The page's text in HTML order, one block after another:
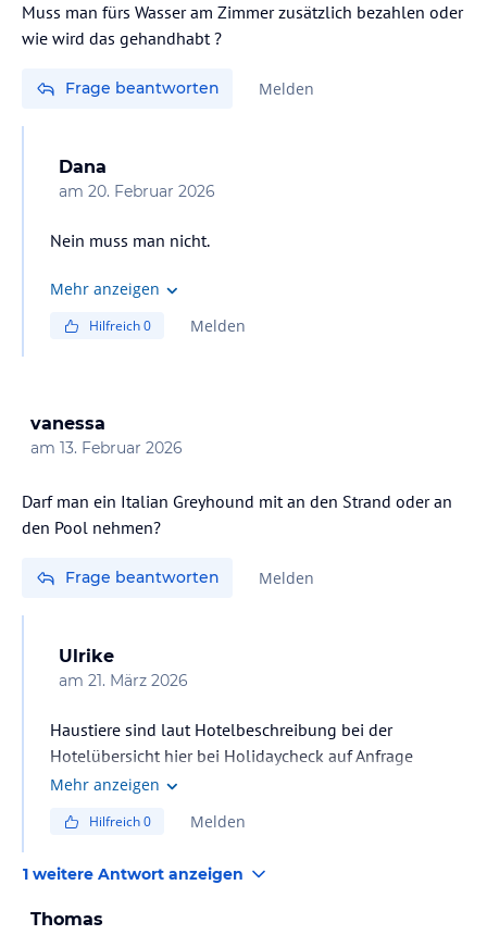
Muss man fürs Wasser am Zimmer zusätzlich bezahlen oder
wie wird das gehandhabt ?
Frage beantworten Melden
Dana
am 20. Februar 2026
Nein muss man nicht.
Mehr anzeigen
Hilfreich0 Melden
vanessa
am 13. Februar 2026
Darf man ein Italian Greyhound mit an den Strand oder an
den Pool nehmen?
Frage beantworten Melden
Ulrike
am 21. März 2026
Haustiere sind laut Hotelbeschreibung bei der
Hotelübersicht hier bei Holidaycheck auf Anfrage
erlaubt. Deshalb muss zwingend im Hotel direkt
Mehr anzeigen
Hilfreich0 Melden
1 weitere Antwort anzeigen
Thomas